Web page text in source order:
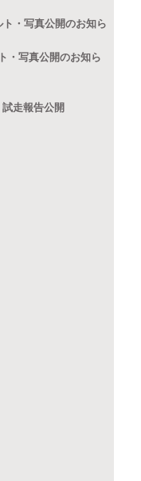
・写真公開のお知ら
・写真公開のお知ら
走報告公開